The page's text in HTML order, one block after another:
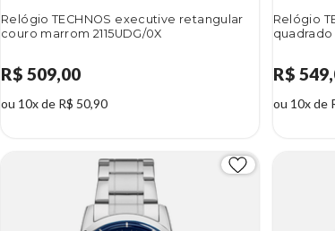
Relógio TECHNOS executive retangular
couro marrom 2115UDG/0X
R$ 509,00
ou 10x de R$ 50,90
Relógio
quadrado
R$
ou 10x de